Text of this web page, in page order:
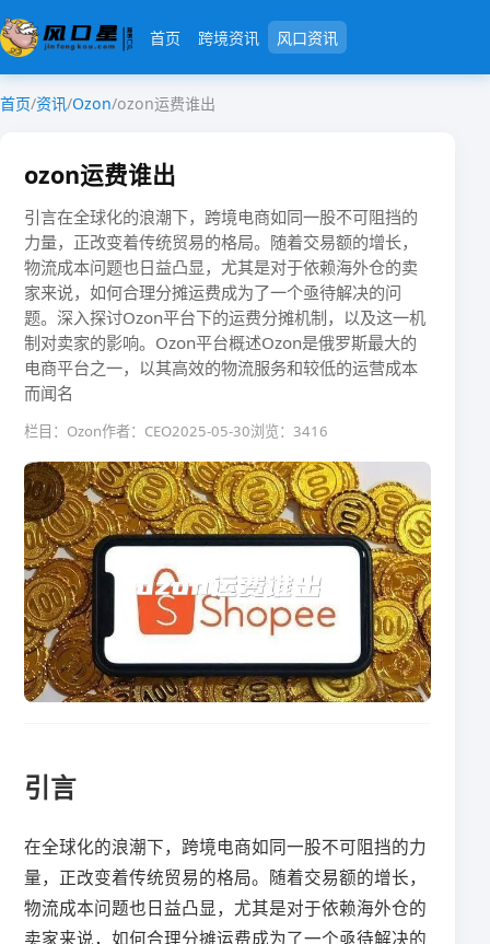
首页 跨境资讯 风口资讯
首页/资讯/Ozon/ozon运费谁出
ozon运费谁出
引言在全球化的浪潮下，跨境电商如同一股不可阻挡的
力量，正改变着传统贸易的格局。随着交易额的增长，
物流成本问题也日益凸显，尤其是对于依赖海外仓的卖
家来说，如何合理分摊运费成为了一个亟待解决的问
题。深入探讨Ozon平台下的运费分摊机制，以及这一机
制对卖家的影响。Ozon平台概述Ozon是俄罗斯最大的
电商平台之一，以其高效的物流服务和较低的运营成本
而闻名
栏目：Ozon作者：CEO2025-05-30浏览：3416
引言
在全球化的浪潮下，跨境电商如同一股不可阻挡的力
量，正改变着传统贸易的格局。随着交易额的增长，
物流成本问题也日益凸显，尤其是对于依赖海外仓的
卖家来说，如何合理分摊运费成为了一个亟待解决的